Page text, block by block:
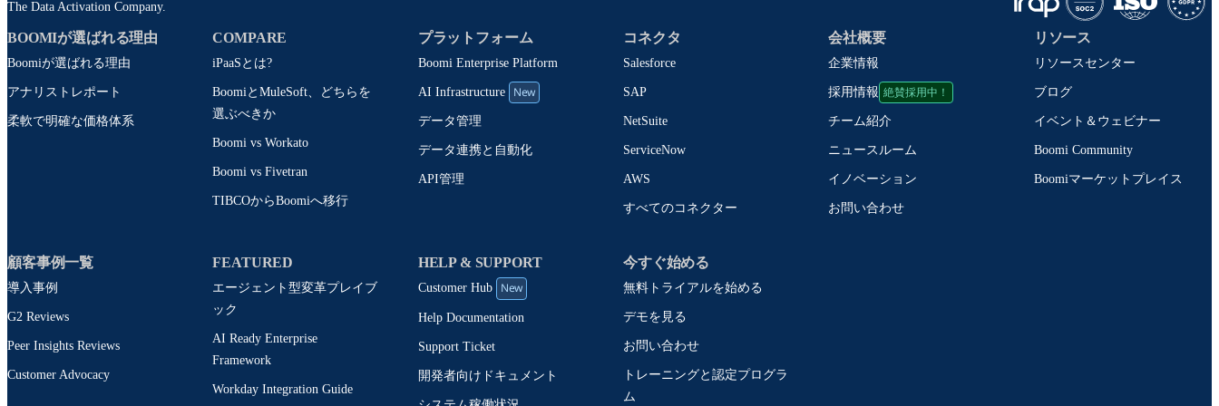
The Data Activation Company.
BOOMIが選ばれる理由
Boomiが選ばれる理由
アナリストレポート
柔軟で明確な価格体系
COMPARE
iPaaSとは?
BoomiとMuleSoft、どちらを
選ぶべきか
Boomi vs Workato
Boomi vs Fivetran
TIBCOからBoomiへ移行
プラットフォーム
Boomi Enterprise Platform
AI Infrastructure New
データ管理
データ連携と自動化
API管理
コネクタ
Salesforce
SAP
NetSuite
ServiceNow
AWS
すべてのコネクター
会社概要
企業情報
採用情報 絶賛採用中！
チーム紹介
ニュースルーム
イノベーション
お問い合わせ
リソース
リソースセンター
ブログ
イベント＆ウェビナー
Boomi Community
Boomiマーケットプレイス
顧客事例一覧
導入事例
G2 Reviews
Peer Insights Reviews
Customer Advocacy
FEATURED
エージェント型変革プレイブ
ック
AI Ready Enterprise
Framework
Workday Integration Guide
HELP & SUPPORT
Customer Hub New
Help Documentation
Support Ticket
開発者向けドキュメント
今すぐ始める
無料トライアルを始める
デモを見る
お問い合わせ
トレーニングと認定プログラ
ム